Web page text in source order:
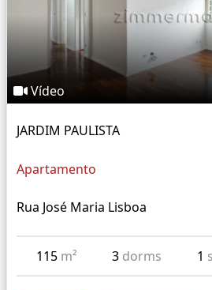
Vídeo
JARDIM PAULISTA
Apartamento
Rua José Maria Lisboa
115 m² 3 dorms 1